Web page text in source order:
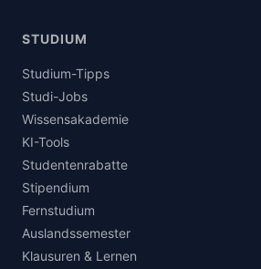
STUDIUM
Studium-Tipps
Studi-Jobs
Wissensakademie
KI-Tools
Studentenrabatte
Stipendium
Fernstudium
Auslandssemester
Klausuren & Lernen